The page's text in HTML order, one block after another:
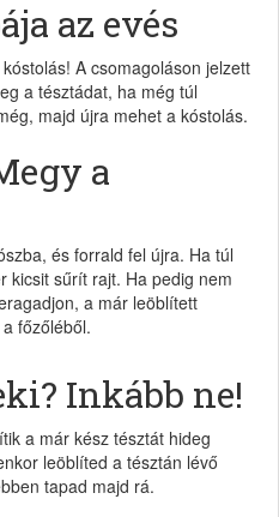
az evés
A csomagoláson jelzett
a tésztádat, ha még túl
majd újra mehet a kóstolás.
a
és forrald fel újra. Ha túl
kicsit sűrít rajt. Ha pedig nem
a már leöblített
főzőléből.
Inkább ne!
a már kész tésztát hideg
leöblíted a tésztán lévő
tapad majd rá.